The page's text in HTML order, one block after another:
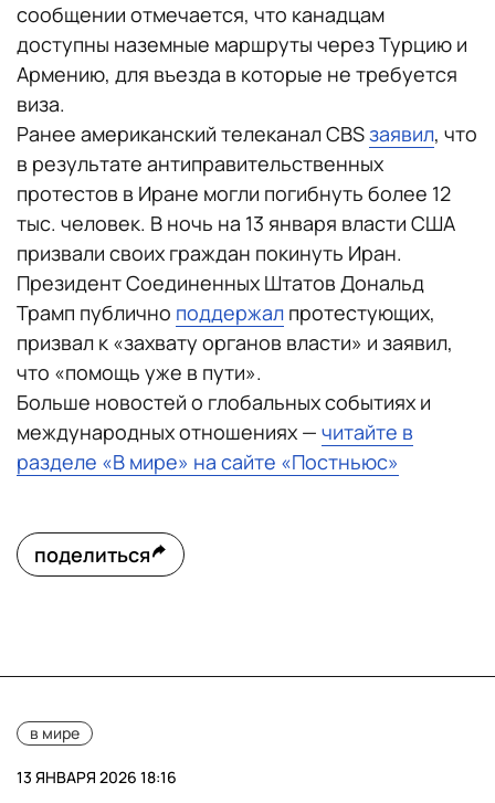
сообщении отмечается, что канадцам
доступны наземные маршруты через Турцию и
Армению, для въезда в которые не требуется
виза.
Ранее американский телеканал CBSзаявил, что
в результате антиправительственных
протестов в Иране могли погибнуть более 12
тыс. человек. В ночь на 13 января власти США
призвали своих граждан покинуть Иран.
Президент Соединенных Штатов Дональд
Трамп публично поддержал протестующих,
призвал к «захвату органов власти» и заявил,
что «помощь уже в пути».
Больше новостей о глобальных событиях и
международных отношениях — читайте в
разделе «В мире» на сайте «Постньюс»
поделиться
в мире
13 ЯНВАРЯ 2026 18:16